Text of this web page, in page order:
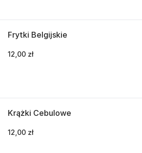
Frytki Belgijskie
12,00 zł
Krążki Cebulowe
12,00 zł